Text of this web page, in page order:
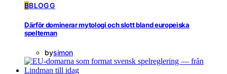
BBLOGG
Därför dominerar mytologi och slott bland europeiska
spelteman
bysimon